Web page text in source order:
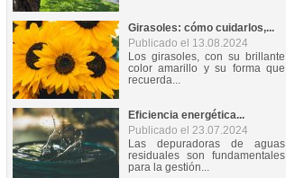
Girasoles: cómo cuidarlos,...
Publicado el 13.08.2024
Los girasoles, con su brillante
color amarillo y su forma que
recuerda...
Eficiencia energética...
Publicado el 23.07.2024
Las depuradoras de aguas
residuales son fundamentales
para la gestión...